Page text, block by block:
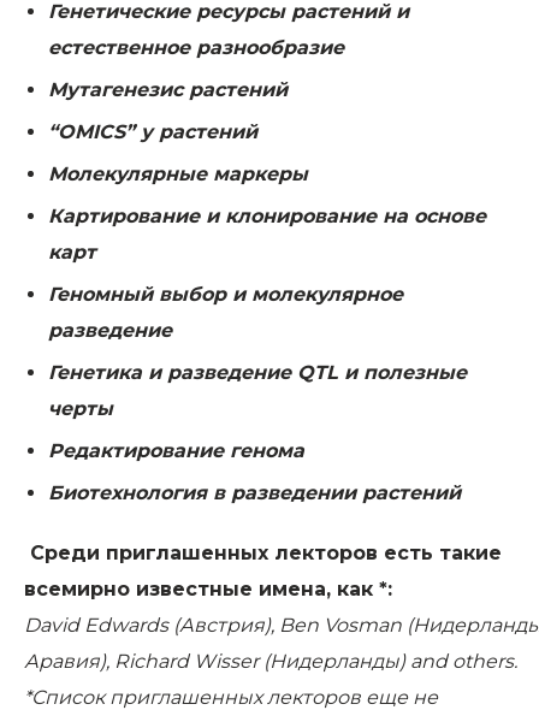
Генетические ресурсы растений и
естественное разнообразие
Мутагенезисрастений
“OMICS” у растений
Молекулярные маркеры
Картирование и клонирование на основе
карт
Геномный выбор и молекулярное
разведение
Генетика и разведение QTL и полезные
черты
Редактирование генома
Биотехнология в разведении растений
Среди приглашенных лекторов есть такие
всемирно известные имена, как *:
David Edwards(Австрия), Ben Vosman
Аравия), Richard Wisser(Нидерланды) and others.
*Список приглашенных лекторов еще не